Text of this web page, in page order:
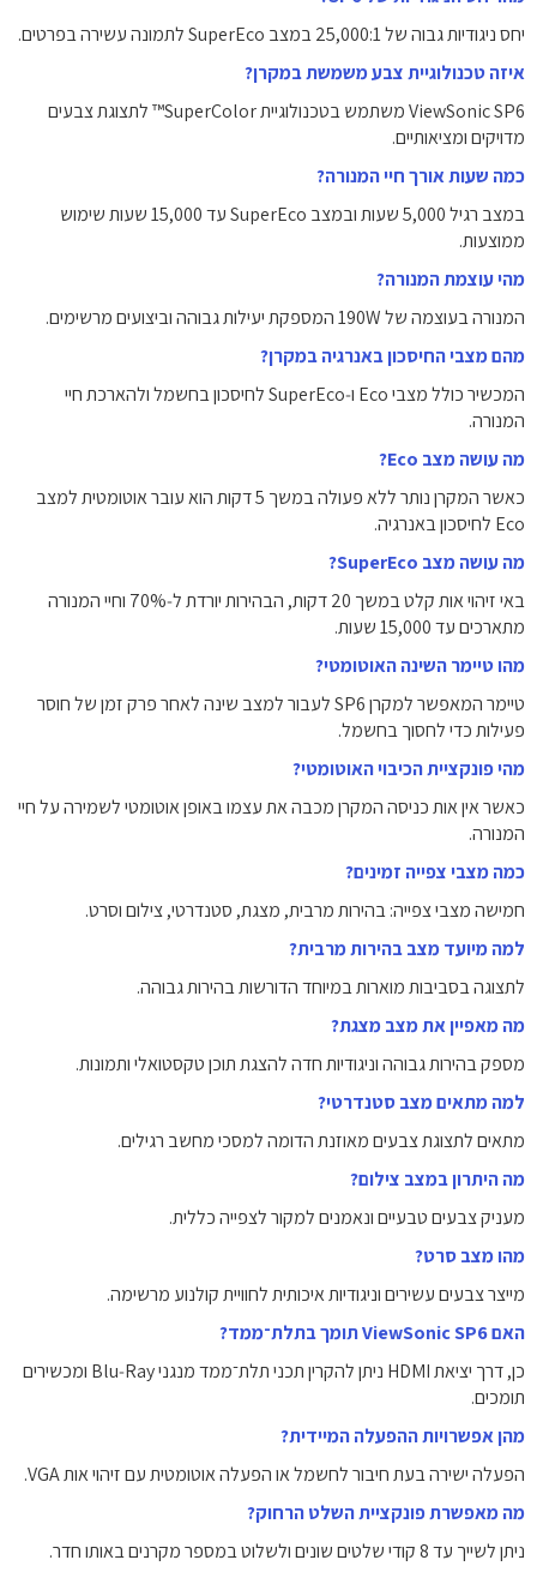
יחס ניגודיות גבוה של ‎25,000:1‎ במצב SuperEco לתמונה עשירה בפרטים.
איזה טכנולוגיית צבע משמשת במקרן?
ViewSonic SP6 משתמש בטכנולוגיית SuperColor™ לתצוגת צבעים
מדויקים ומציאותיים.
כמה שעות אורך חיי המנורה?
במצב רגיל ‎5,000‎ שעות ובמצב SuperEco עד ‎15,000‎ שעות שימוש
ממוצעות.
מהי עוצמת המנורה?
המנורה בעוצמה של ‎190‎W המספקת יעילות גבוהה וביצועים מרשימים.
מהם מצבי החיסכון באנרגיה במקרן?
המכשיר כולל מצבי Eco ו‑SuperEco לחיסכון בחשמל ולהארכת חיי
המנורה.
מה עושה מצב Eco?
כאשר המקרן נותר ללא פעולה במשך 5 דקות הוא עובר אוטומטית למצב
Eco לחיסכון באנרגיה.
מה עושה מצב SuperEco?
באי זיהוי אות קלט במשך 20 דקות, הבהירות יורדת ל‑70% וחיי המנורה
מתארכים עד ‎15,000‎ שעות.
מהו טיימר השינה האוטומטי?
טיימר המאפשר למקרן SP6 לעבור למצב שינה לאחר פרק זמן של חוסר
פעילות כדי לחסוך בחשמל.
מהי פונקציית הכיבוי האוטומטי?
כאשר אין אות כניסה המקרן מכבה את עצמו באופן אוטומטי לשמירה על חיי
המנורה.
כמה מצבי צפייה זמינים?
חמישה מצבי צפייה: בהירות מרבית, מצגת, סטנדרטי, צילום וסרט.
למה מיועד מצב בהירות מרבית?
לתצוגה בסביבות מוארות במיוחד הדורשות בהירות גבוהה.
מה מאפיין את מצב מצגת?
מספק בהירות גבוהה וניגודיות חדה להצגת תוכן טקסטואלי ותמונות.
למה מתאים מצב סטנדרטי?
מתאים לתצוגת צבעים מאוזנת הדומה למסכי מחשב רגילים.
מה היתרון במצב צילום?
מעניק צבעים טבעיים ונאמנים למקור לצפייה כללית.
מהו מצב סרט?
מייצר צבעים עשירים וניגודיות איכותית לחוויית קולנוע מרשימה.
האם ViewSonic SP6 תומך בתלת־ממד?
כן, דרך יציאת HDMI ניתן להקרין תכני תלת־ממד מנגני Blu‑Ray ומכשירים
תומכים.
מהן אפשרויות ההפעלה המיידית?
הפעלה ישירה בעת חיבור לחשמל או הפעלה אוטומטית עם זיהוי אות VGA.
מה מאפשרת פונקציית השלט הרחוק?
ניתן לשייך עד 8 קודי שלטים שונים ולשלוט במספר מקרנים באותו חדר.